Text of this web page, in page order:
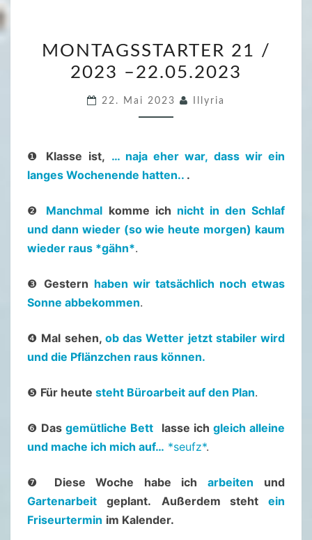
O
N
S
A
R
R
/
2
2
–
2
.
0
5
MONTAGSSTARTER 21 /
2023 –22.05.2023
22. Mai 2023 Illyria
❶ Klasse ist, … naja eher war, dass wir ein
langes Wochenende hatten.. .
❷ Manchmal komme ich nicht in den Schlaf
und dann wieder (so wie heute morgen) kaum
wieder raus *gähn*.
❸ Gestern haben wir tatsächlich noch etwas
Sonne abbekommen.
❹ Mal sehen, ob das Wetter jetzt stabiler wird
und die Pflänzchen raus können.
❺ Für heute steht Büroarbeit auf den Plan.
❻ Dasgemütliche Bett lasse ich gleich alleine
und mache ich mich auf… *seufz*.
❼ Diese Woche habe ich arbeiten
und
Gartenarbeit
geplant. Außerdem steht ein
Friseurtermin im Kalender.